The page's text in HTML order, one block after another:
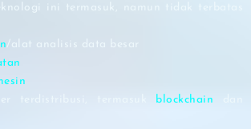
ini termasuk, namun tidak terbatas
/alat analisis data besar
terdistribusi, termasuk
blockchain